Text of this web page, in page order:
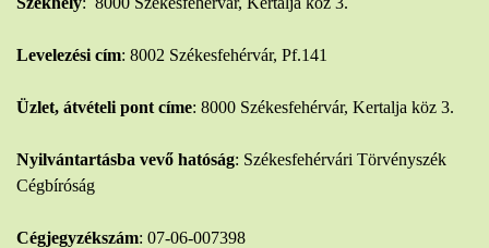
Levelezési cím: 8002 Székesfehérvár, Pf.141
Üzlet, átvételi pont címe: 8000 Székesfehérvár, Kertalja köz 3.
Nyilvántartásba vevő hatóság: Székesfehérvári Törvényszék
Cégbíróság
Cégjegyzékszám: 07-06-007398